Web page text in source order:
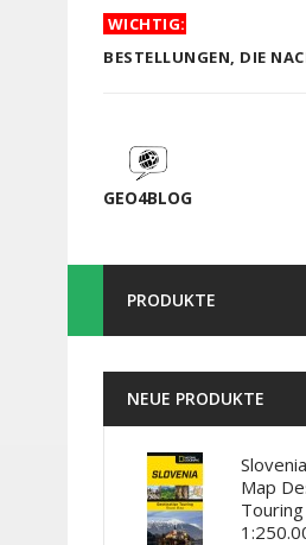
WICHTIG:
BESTELLUNGEN, DIE
GEO4BLOG
PRODUKTE
NEUE PRODUKTE
Map
Touring